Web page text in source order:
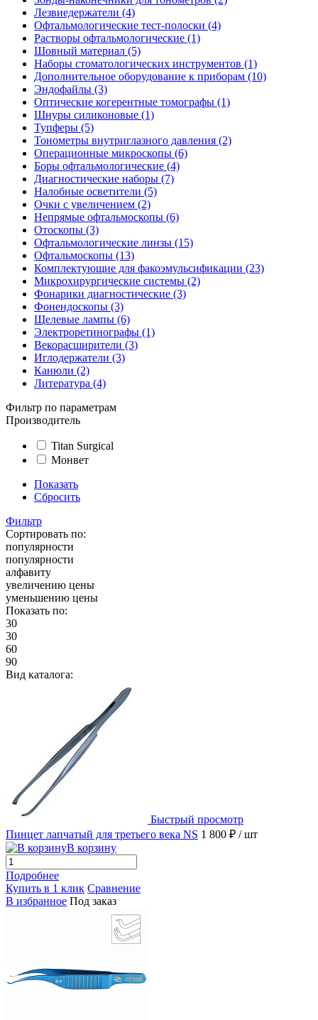
Лезвиедержатели (4)
Офтальмологические тест-полоски (4)
Растворы офтальмологические (1)
Шовный материал (5)
Наборы стоматологических инструментов (1)
Дополнительное оборудование к приборам (10)
Эндофайлы (3)
Оптические когерентные томографы (1)
Шнуры силиконовые (1)
Тупферы (5)
Тонометры внутриглазного давления (2)
Операционные микроскопы (6)
Боры офтальмологические (4)
Диагностические наборы (7)
Налобные осветители (5)
Очки с увеличением (2)
Непрямые офтальмоскопы (6)
Отоскопы (3)
Офтальмологические линзы (15)
Офтальмоскопы (13)
Комплектующие для факоэмульсификации (23)
Микрохирургические системы (2)
Фонарики диагностические (3)
Фонендоскопы (3)
Щелевые лампы (6)
Электроретинографы (1)
Векорасширители (3)
Иглодержатели (3)
Канюли (2)
Литература (4)
Фильтр по параметрам
Производитель
Titan Surgical
Монвет
Показать
Сбросить
Фильтр
Сортировать по:
популярности
популярности
алфавиту
увеличению цены
уменьшению цены
Показать по:
30
30
60
90
Вид каталога:
Быстрый просмотр
Пинцет лапчатый для третьего века NS 1 800 ₽ / шт
В корзину
Подробнее
Купить в 1 клик Сравнение
В избранное Под заказ